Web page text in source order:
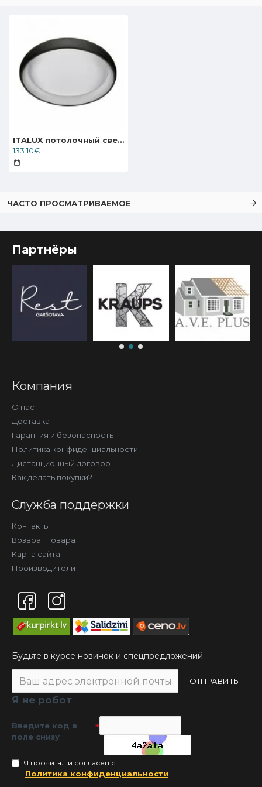
ITALUX потолочный светильник LED, 32W, 4000K, 1760lm, Alessia 5280-832RC-BK-4
133.10€
ЧАСТО ПРОСМАТРИВАЕМОЕ
Партнёры
Компания
О нас
Доставка
Гарантия и безопасность
Политика конфиденциальности
Дистанционный договор
Как делать покупки?
Служба поддержки
Контакты
Возврат товара
Карта сайта
Производители
Будьте в курсе новинок и спецпредложений
ОТПРАВИТЬ
Я не робот
Введите код в
поле снизу
Я прочитал и согласен с
Политика конфиденциальности